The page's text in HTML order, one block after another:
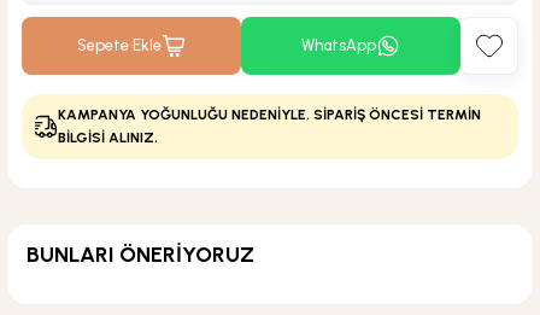
Sepete Ekle WhatsApp
KAMPANYA YOĞUNLUĞU NEDENİYLE. SİPARİŞ ÖNCESİ TERMİN
BİLGİSİ ALINIZ.
BUNLARI ÖNERİYORUZ